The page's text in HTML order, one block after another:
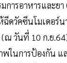
การอาหารและย
ดวัคซีนโมเดอร์น
(ณ วันที่ 10 ก.ย
ในการป้องกัน แ